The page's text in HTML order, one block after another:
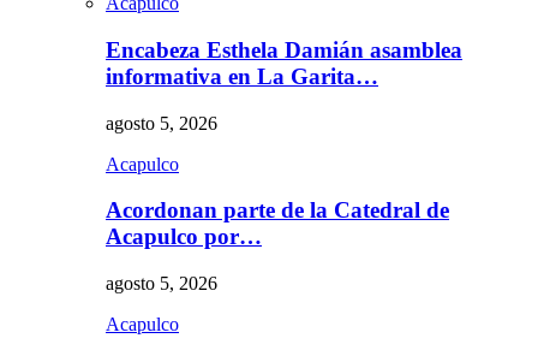
Encabeza Esthela Damián asamblea
informativa en La Garita…
agosto 5, 2026
Acapulco
Acordonan parte de la Catedral de
Acapulco por…
agosto 5, 2026
Acapulco